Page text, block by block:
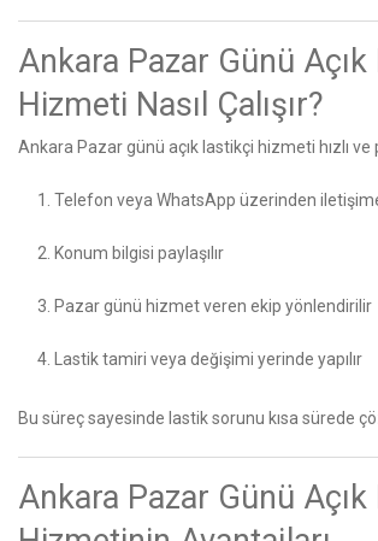
Ankara Pazar Günü
Hizmeti Nasıl Çalışır?
Ankara Pazar günü açık lastikçi hizmeti hızlı ve
Telefon veya WhatsApp üzerinden
Konum bilgisi paylaşılır
Pazar günü hizmet veren ekip yönlendirilir
Lastik tamiri veya değişimi yerinde yapılır
Bu süreç sayesinde lastik sorunu kısa sürede
Ankara Pazar Günü